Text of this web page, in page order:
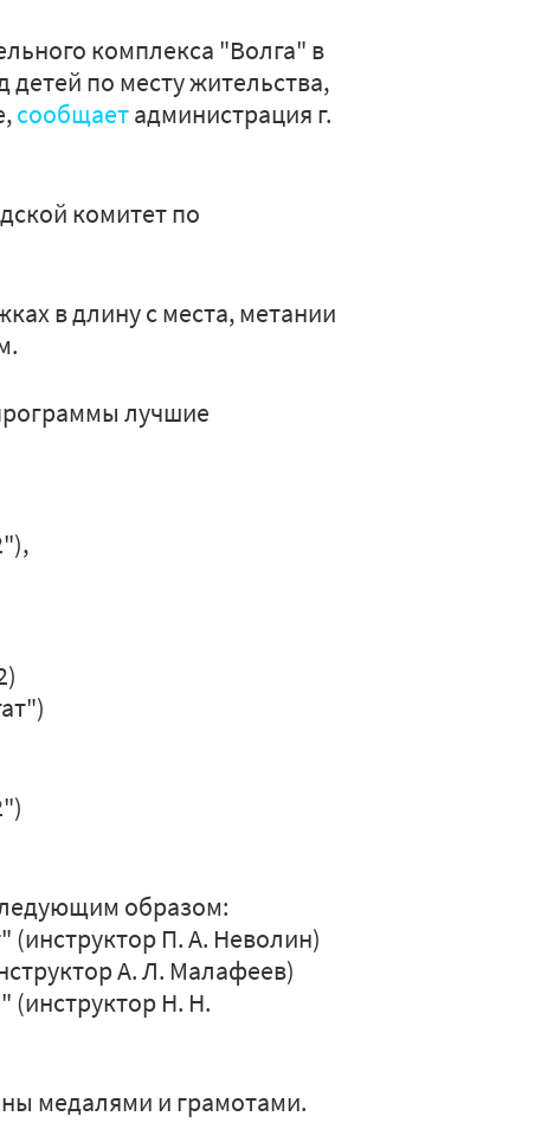
комплекса "Волга" в
по месту жительства,
сообщаетадминистрация г.
комитет по
в длину с места, метании
лучшие
образом:
(инструктор П. А. Неволин)
А. Л. Малафеев)
(инструктор Н. Н.
медалями и грамотами.